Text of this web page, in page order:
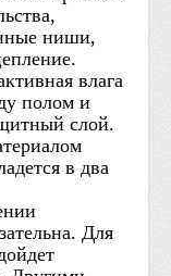
ниши,
влага
полом и
слой.
в два
Для